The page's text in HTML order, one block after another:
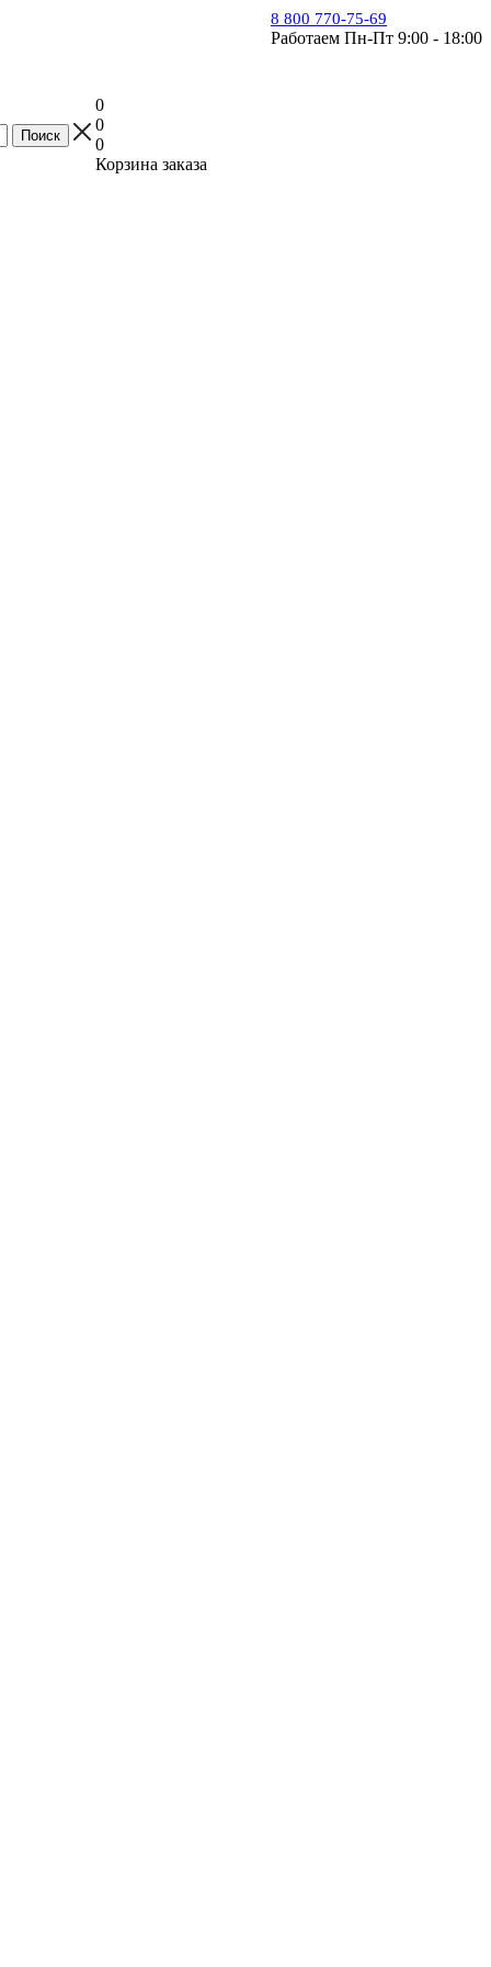
8 800 770-75-69
Работаем Пн-Пт 9:00 - 18:00
0
0
0
Корзина заказа